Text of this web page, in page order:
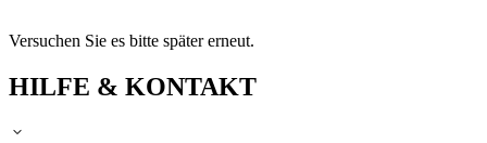
Versuchen Sie es bitte später erneut.
HILFE & KONTAKT